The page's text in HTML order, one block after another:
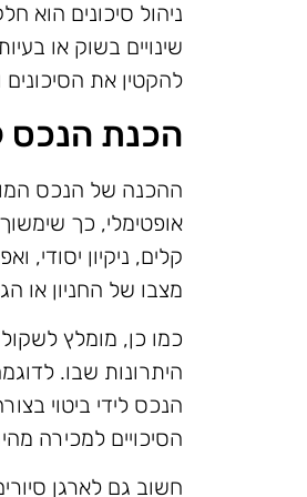
ניהול סיכונים הוא
שינויים בשוק או
להקטין את
הכנת הנכס
ההכנה של הנכס
אופטימלי, כך
קלים, ניקיון יסודי,
מצבו של החניון או
כמו כן, מומלץ
היתרונות שבו.
הנכס לידי ביטוי
הסיכויים למכירה
חשוב גם לארגן